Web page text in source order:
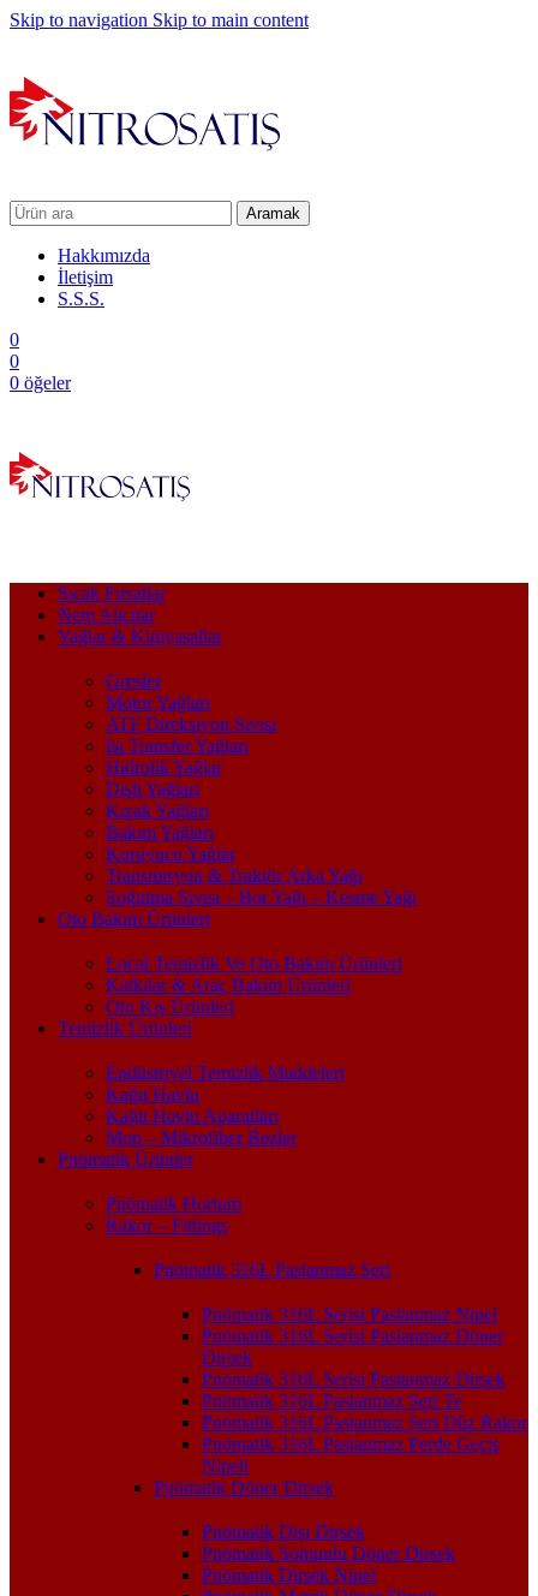
Skip to navigation Skip to main content
Aramak
Hakkımızda
İletişim
S.S.S.
0
0
0 öğeler
Sıcak Fırsatlar
Nem Alıcılar
Yağlar & Kimyasallar
Gresler
Motor Yağları
ATF Direksiyon Sıvısı
Isı Transfer Yağları
Hidrolik Yağlar
Dişli Yağları
Kızak Yağları
Bakım Yağları
Koruyucu Yağlar
Transmisyon & Traktör Arka Yağı
Soğutma Sıvısı – Bor Yağı – Kesme Yağı
Oto Bakım Ürünleri
Local Temizlik Ve Oto Bakım Ürünleri
Katkılar & Araç Bakım Ürünleri
Oto Kış Ürünleri
Temizlik Ürünleri
Endüstriyel Temizlik Maddeleri
Kağıt Havlu
Kağıt Havlu Aparatları
Mop – Mikrofiber Bezler
Pnömatik Ürünler
Pnömatik Hortum
Rakor – Fittings
Pnömatik 316L Paslanmaz Seri
Pnömatik 316L Serisi Paslanmaz Nipel
Pnömatik 316L Serisi Paslanmaz Döner
Dirsek
Pnömatik 316L Serisi Paslanmaz Dirsek
Pnömatik 316L Paslanmaz Seri Te
Pnömatik 316L Paslanmaz Seri Düz Rakor
Pnömatik 316L Paslanmaz Perde Geçiş
Nipeli
Pnömatik Döner Dirsek
Pnömatik Dişi Dirsek
Pnömatik Somunlu Döner Dirsek
Pnömatik Dirsek Nipel